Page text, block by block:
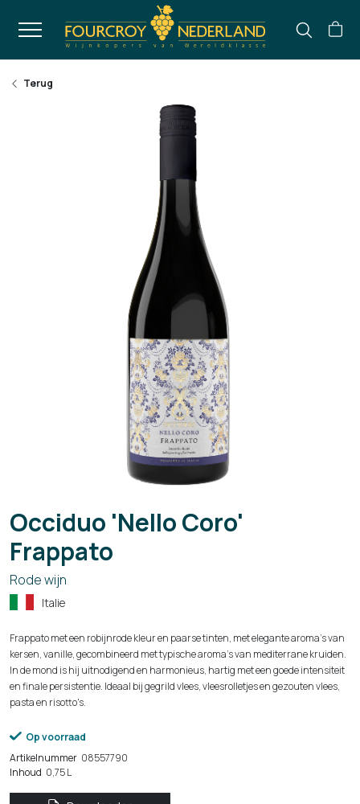
Terug
Occiduo 'Nello Coro'
Frappato
Rode wijn
Italie
Frappato met een robijnrode kleur en paarse tinten, met elegante aroma's van
kersen, vanille, gecombineerd met typische aroma's van mediterrane kruiden.
In de mond is hij uitnodigend en harmonieus, hartig met een goede intensiteit
en finale persistentie. Ideaal bij gegrild vlees, vleesrolletjes en gezouten vlees,
pasta en risotto's.
Op voorraad
Artikelnummer 08557790
Inhoud 0,75 L